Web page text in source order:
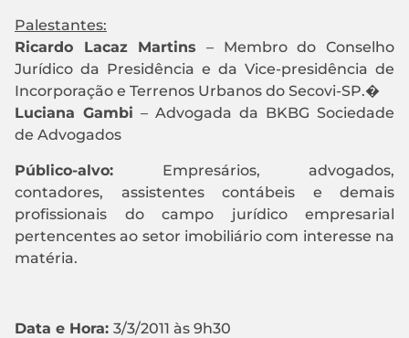
Palestantes:
Ricardo Lacaz Martins – Membro do Conselho
Jurídico da Presidência e da Vice-presidência de
Incorporação e Terrenos Urbanos do Secovi-SP.�
Luciana Gambi – Advogada da BKBG Sociedade
de Advogados
Público-alvo: Empresários, advogados,
contadores, assistentes contábeis e demais
profissionais do campo jurídico empresarial
pertencentes ao setor imobiliário com interesse na
matéria.
Data e Hora: 3/3/2011 às 9h30